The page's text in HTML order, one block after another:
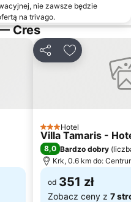
Punta Karolina
Autobusna postaja Rijeka
Bliźniacze Bramy i Mury Miejskie
nie zawsze będzie
na trivago.
Cres
UdostępnijDodaj do
3 Kategoria
Hotel
Villa Tamaris -
8,0 Bardzo dobry (
Krk, 0.6 km do:
od 351 zł
Zobacz ceny z 7